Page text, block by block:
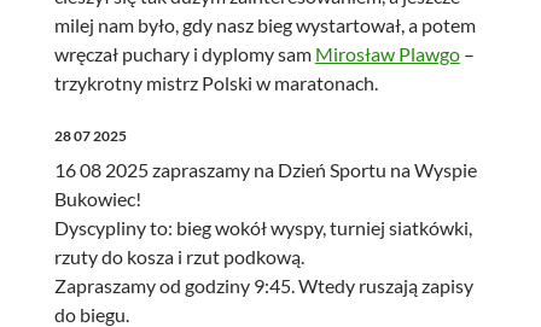
milej nam było, gdy nasz bieg wystartował, a potem
wręczał puchary i dyplomy sam Mirosław Plawgo–
trzykrotny mistrz Polski w maratonach.
28 07 2025
16 08 2025 zapraszamy na Dzień Sportu na Wyspie
Bukowiec!
Dyscypliny to: bieg wokół wyspy, turniej siatkówki,
rzuty do kosza i rzut podkową.
Zapraszamy od godziny 9:45. Wtedy ruszają zapisy
do biegu.